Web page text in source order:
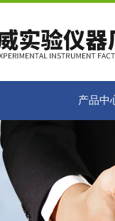
产品中